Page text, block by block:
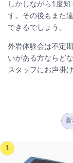
しかしながら1度
す。その後もまた
できるでしょう。
外岩体験会は不定
いがある方ならど
スタッフにお声掛
1